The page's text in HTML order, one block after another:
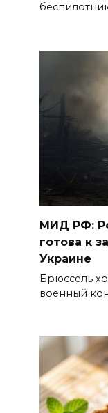
МИД РФ:
готова к
Украине
Брюссель
военный